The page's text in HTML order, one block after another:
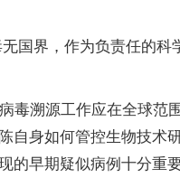
国界，作为负责任的科
毒溯源工作应在全球范
自身如何管控生物技术
的早期疑似病例十分重